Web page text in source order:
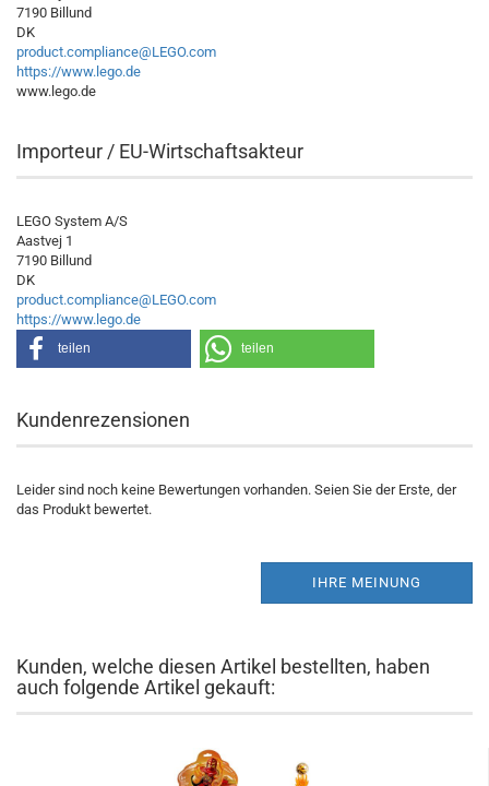
7190 Billund
DK
product.compliance@LEGO.com
https://www.lego.de
www.lego.de
Importeur / EU-Wirtschaftsakteur
LEGO System A/S
Aastvej 1
7190 Billund
DK
product.compliance@LEGO.com
https://www.lego.de
teilen teilen
Kundenrezensionen
Leider sind noch keine Bewertungen vorhanden. Seien Sie der Erste, der
das Produkt bewertet.
IHRE MEINUNG
Kunden, welche diesen Artikel bestellten, haben
auch folgende Artikel gekauft: